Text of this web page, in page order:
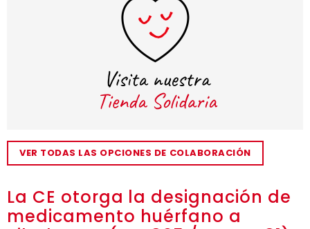
La CE otorga la designación de
medicamento huérfano a
VER TODAS LAS OPCIONES DE COLABORACIÓN